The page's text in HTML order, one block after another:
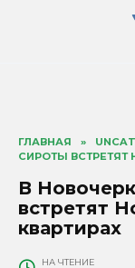
ГЛАВНАЯ »
СИРОТЫ ВСТРЕТЯТ
В
встретят
квартирах
НА ЧТЕНИЕ